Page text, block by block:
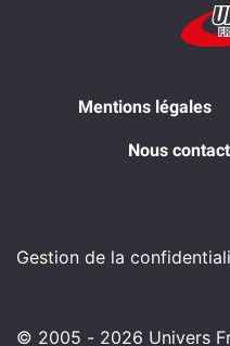
Mentions légales
Nous
Gestion de la
© 2005 - 2026 Univers